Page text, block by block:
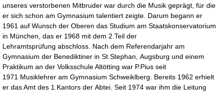
unseres verstorbenen Mitbruder war durch die Musik geprägt, für die
er sich schon am Gymnasium talentiert zeigte. Darum begann er
1961 auf Wunsch der Oberen das Studium am Staatskonservatorium
in München, das er 1968 mit dem 2.Teil der
Lehramtsprüfung abschloss. Nach dem Referendarjahr am
Gymnasium der Benediktiner in St.Stephan, Augsburg und einem
Praktikum an der Volksschule Altötting war P.Pius seit
1971 Musiklehrer am Gymnasium Schweiklberg. Bereits 1962 erhielt
er das Amt des 1.Kantors der Abtei. Seit 1974 war ihm die Leitung